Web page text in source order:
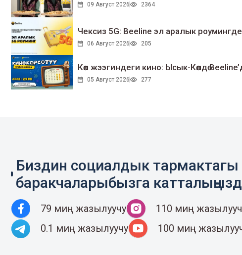
09 Август 2026 2364
Чексиз 5G: Beeline эл аралык
06 Август 2026 205
Көл жээгиндеги кино: Ысык-Көлдө
05 Август 2026 277
Биздин социалдык тармактагы
баракчаларыбызга
79 миң жазылуучу
110 миң
0.1 миң жазылуучу
100 миң